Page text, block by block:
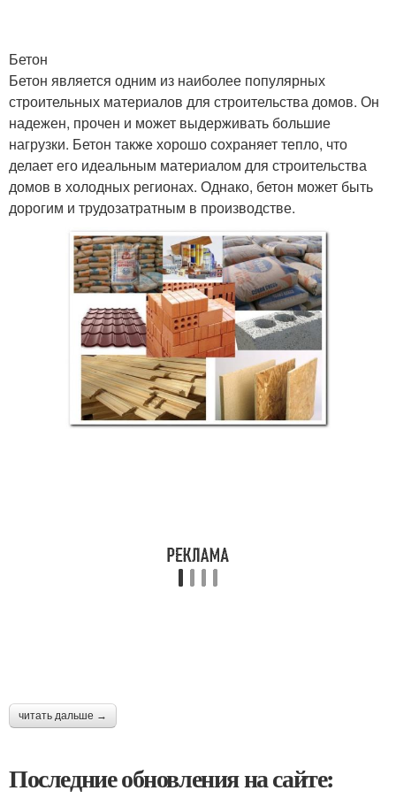
Бетон
Бетон является одним из наиболее популярных
строительных материалов для строительства домов. Он
надежен, прочен и может выдерживать большие
нагрузки. Бетон также хорошо сохраняет тепло, что
делает его идеальным материалом для строительства
домов в холодных регионах. Однако, бетон может быть
дорогим и трудозатратным в производстве.
читать дальше →
Последние обновления на сайте: